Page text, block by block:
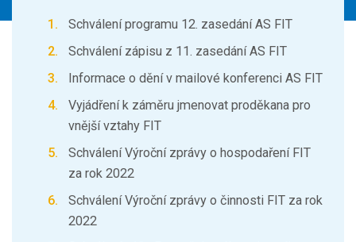
Schválení programu 12. zasedání AS FIT
Schválení zápisu z 11. zasedání AS FIT
Informace o dění v mailové konferenci AS FIT
Vyjádření k záměru jmenovat proděkana pro
vnější vztahy FIT
Schválení Výroční zprávy o hospodaření FIT
za rok 2022
Schválení Výroční zprávy o činnosti FIT za rok
2022